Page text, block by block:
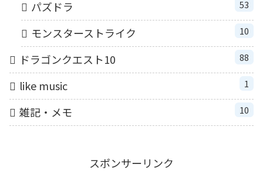
パズドラ 53
モンスターストライク 10
ドラゴンクエスト10 88
like music 1
雑記・メモ 10
スポンサーリンク